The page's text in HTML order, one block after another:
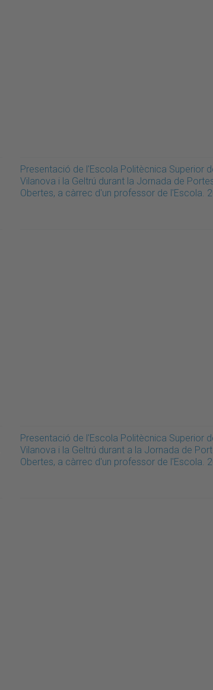
Presentació de l'Escola Politècnica Superior
Vilanova i la Geltrú durant la Jornada de
Obertes, a càrrec d'un professor de l'Escola.
Presentació de l'Escola Politècnica Superior
Vilanova i la Geltrú durant a la Jornada de
Obertes, a càrrec d'un professor de l'Escola.